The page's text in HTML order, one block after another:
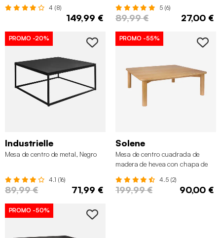
4 (8)
149,99 €
5 (6)
89,99 € 27,00 €
PROMO -20%
Industrielle
Mesa de centro de metal, Negro
4.1 (16)
89,99 € 71,99 €
PROMO -55%
Solene
Mesa de centro cuadrada de
madera de hevea con chapa de
4.5 (2)
199,99 € 90,00 €
PROMO -50%